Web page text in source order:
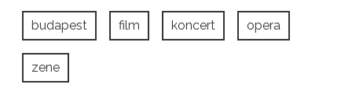
budapest film koncert opera
zene